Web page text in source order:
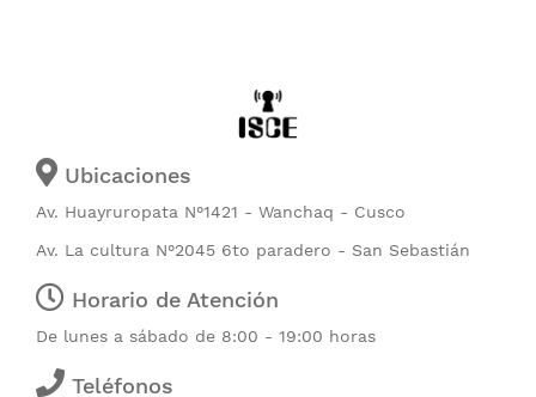
Ubicaciones
Av. Huayruropata N°1421 - Wanchaq - Cusco
Av. La cultura N°2045 6to paradero - San Sebastián
Horario de Atención
De lunes a sábado de 8:00 - 19:00 horas
Teléfonos